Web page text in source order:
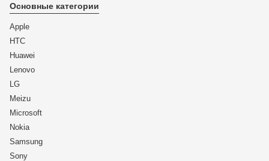
Основные категории
Apple
HTC
Huawei
Lenovo
LG
Meizu
Microsoft
Nokia
Samsung
Sony